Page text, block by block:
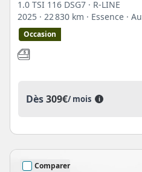
1.0 TSI 116 DSG7 · R-LINE
2025 · 22 830 km · Essence ·
Occasion
Dès309€/ mois i
Comparer